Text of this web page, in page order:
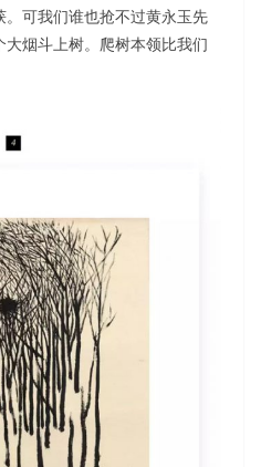
可我们谁也抢不过黄永玉先
烟斗上树。爬树本领比我们